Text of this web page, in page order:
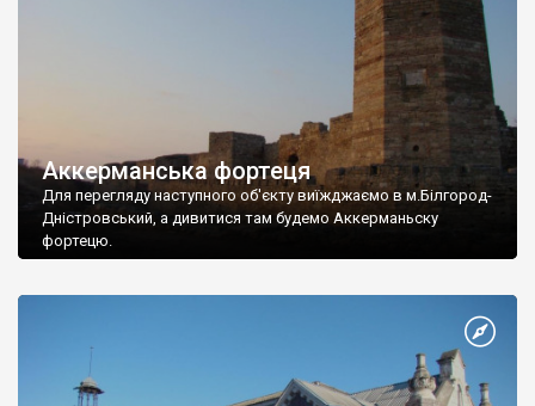
Аккерманська фортеця
Для перегляду наступного об'єкту виїжджаємо в м.Білгород-
Дністровський, а дивитися там будемо Аккерманьску
фортецю.